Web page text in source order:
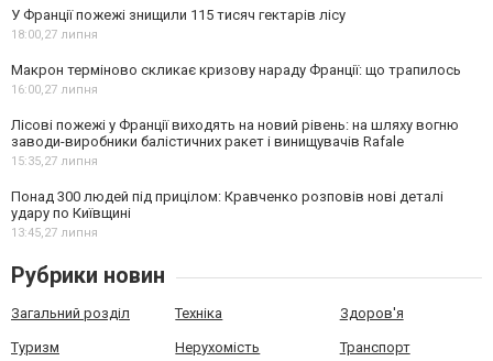
У Франції пожежі знищили 115 тисяч гектарів лісу
18:00,27 липня
Макрон терміново скликає кризову нараду Франції: що трапилось
16:00,27 липня
Лісові пожежі у Франції виходять на новий рівень: на шляху вогню
заводи-виробники балістичних ракет і винищувачів Rafale
15:35,27 липня
Понад 300 людей під прицілом: Кравченко розповів нові деталі
удару по Київщині
13:45,27 липня
Рубрики новин
Загальний розділ Техніка Здоров'я
Туризм Нерухомість Транспорт